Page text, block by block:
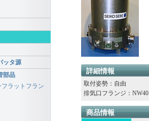
詳細情報
取付姿勢：自由
排気口フランジ：NW40
商品情報
ッタ源
部品
ラットフラン